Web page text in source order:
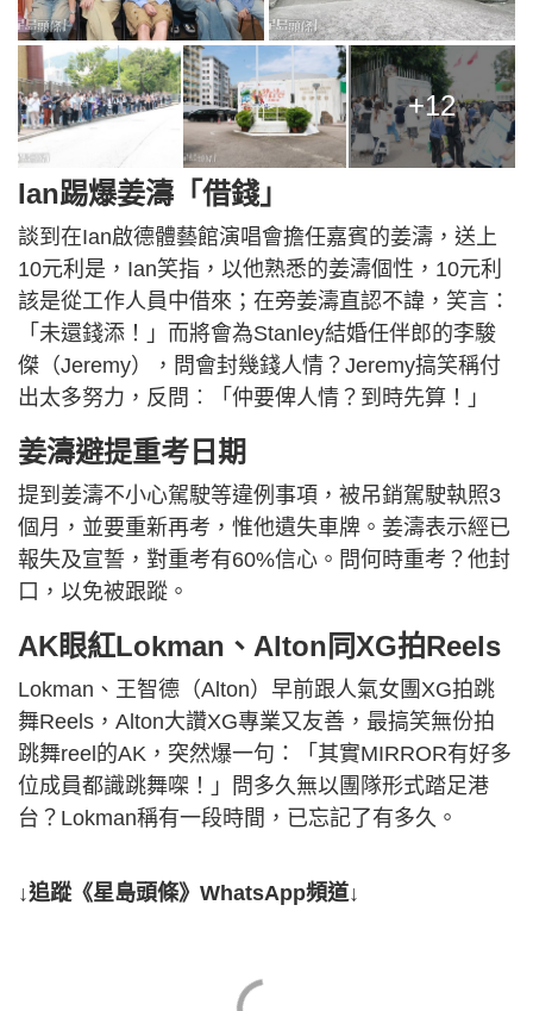
+12
Ian踢爆姜濤「借錢」
談到在Ian啟德體藝館演唱會擔任嘉賓的姜濤，送上
10元利是，Ian笑指，以他熟悉的姜濤個性，10元利
該是從工作人員中借來；在旁姜濤直認不諱，笑言：
「未還錢添！」而將會為Stanley結婚任伴郎的李駿
傑（Jeremy），問會封幾錢人情？Jeremy搞笑稱付
出太多努力，反問︰「仲要俾人情？到時先算！」
姜濤避提重考日期
提到姜濤不小心駕駛等違例事項，被吊銷駕駛執照3
個月，並要重新再考，惟他遺失車牌。姜濤表示經已
報失及宣誓，對重考有60%信心。問何時重考？他封
口，以免被跟蹤。
AK眼紅Lokman、Alton同XG拍Reels
Lokman、王智德（Alton）早前跟人氣女團XG拍跳
舞Reels，Alton大讚XG專業又友善，最搞笑無份拍
跳舞reel的AK，突然爆一句：「其實MIRROR有好多
位成員都識跳舞㗎！」問多久無以團隊形式踏足港
台？Lokman稱有一段時間，已忘記了有多久。
↓追蹤《星島頭條》WhatsApp頻道↓